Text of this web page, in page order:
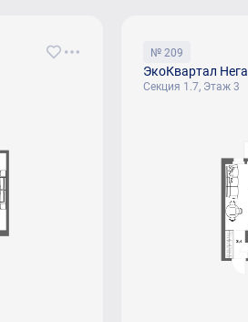
№ 209
ЭкоКвартал Нега
Секция 1.7, Этаж 3